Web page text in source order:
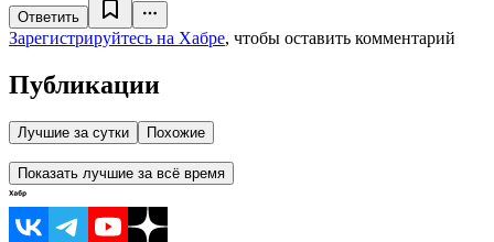
Ответить
Зарегистрируйтесь на Хабре, чтобы оставить комментарий
Публикации
Лучшие за сутки Похожие
Показать лучшие за всё время